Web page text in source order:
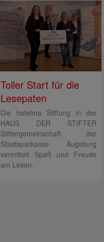
Toller Start für die
Lesepaten
Die hatelma Stiftung in der
HAUS DER STIFTER
Stiftergemeinschaft der
Stadtsparkasse Augsburg
vermittelt Spaß und Freude
am Lesen.